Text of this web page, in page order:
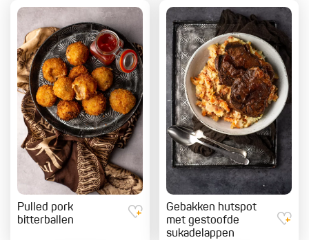
Pulled pork
bitterballen
Gebakken hutspot
met gestoofde
sukadelappen